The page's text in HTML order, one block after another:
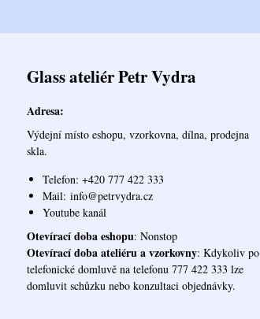
Glass ateliér Petr Vydra
Adresa:
Výdejní místo eshopu, vzorkovna, dílna, prodejna
skla.
Telefon: +420 777 422 333
Mail: info@petrvydra.cz
Youtube kanál
Otevírací doba eshopu: Nonstop
Otevírací doba ateliéru a vzorkovny: Kdykoliv po
telefonické domluvě na telefonu 777 422 333 lze
domluvit schůzku nebo konzultaci objednávky.